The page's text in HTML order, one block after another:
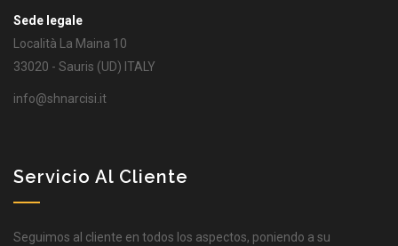
Sede legale
Località La Maina 10
33020 - Sauris (UD) ITALY
info@shnarcisi.it
Servicio Al Cliente
Seguimos al cliente en todos los aspectos, poniendo a su